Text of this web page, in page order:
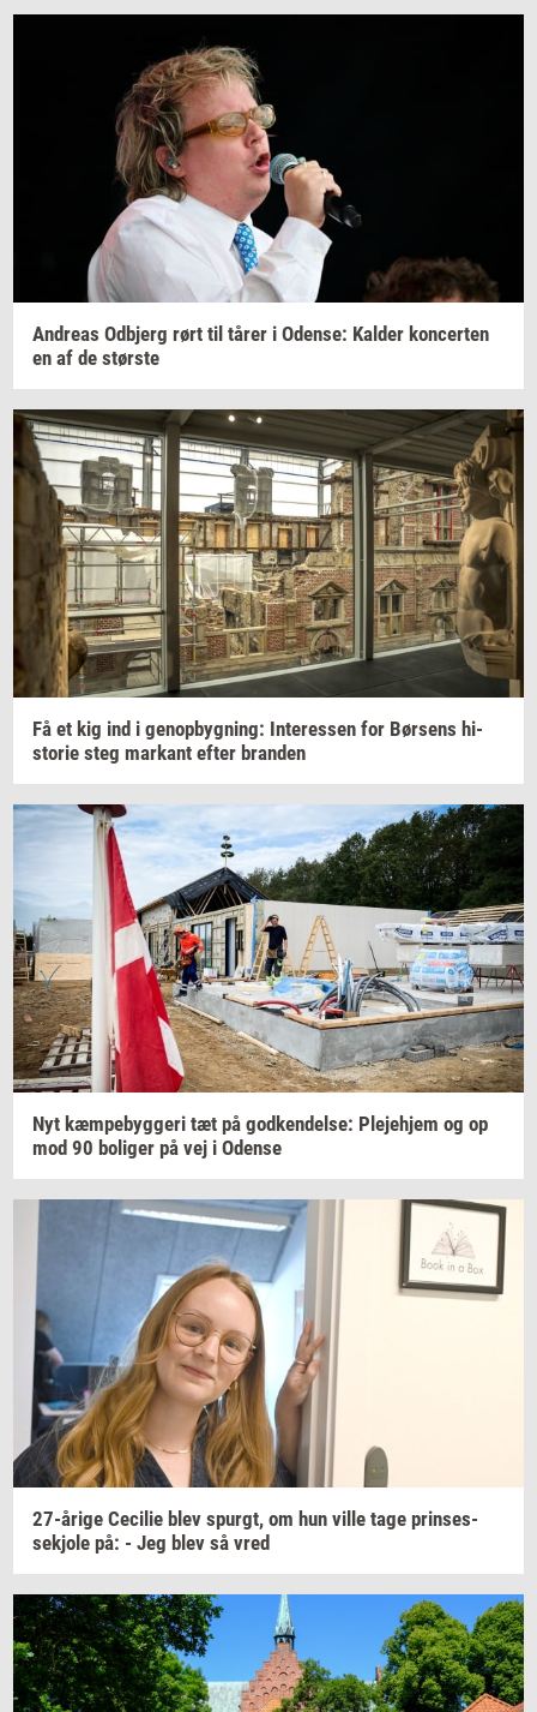
An­dreas Od­b­jerg rørt til tårer i Oden­se: Kal­der kon­cer­ten
en af de stør­ste
Få et kig ind i genop­byg­ning: In­ter­es­sen for Bør­sens hi­
sto­rie steg mar­kant efter bran­den
Nyt kæm­pe­byg­ge­ri tæt på god­ken­del­se: Ple­je­hjem og op
mod 90 bo­li­ger på vej i Oden­se
27-​årige Ce­ci­lie blev spurgt, om hun ville tage prin­ses­
sekjo­le på: - Jeg blev så vred